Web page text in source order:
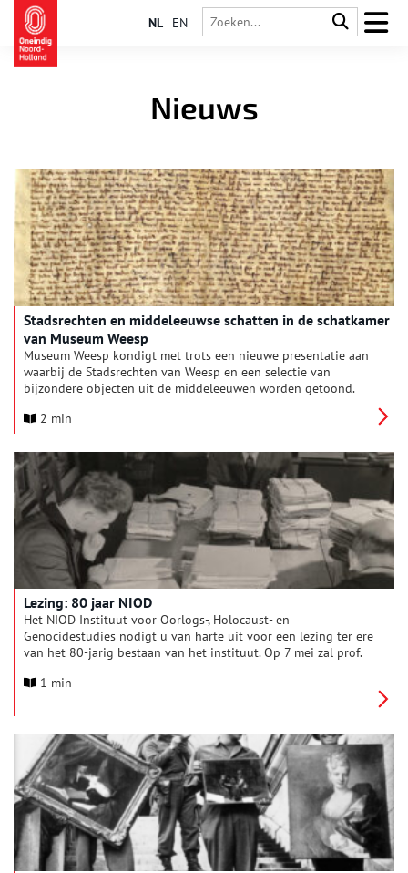
NL EN
Nieuws
Stadsrechten en middeleeuwse schatten in de schatkamer
van Museum Weesp
Museum Weesp kondigt met trots een nieuwe presentatie aan
waarbij de Stadsrechten van Weesp en een selectie van
bijzondere objecten uit de middeleeuwen worden getoond.
uitgegeven aan de stad Weesp wordt normaliter bewaard in
2 min
Lezing: 80 jaar NIOD
Het NIOD Instituut voor Oorlogs-, Holocaust- en
Genocidestudies nodigt u van harte uit voor een lezing ter ere
van het 80-jarig bestaan van het instituut. Op 7 mei zal prof.
Herinneren, geschiedschrijven en samenleven in transitie,
Universiteit) en dr. Lorena De Vita (Universiteit Utrecht). NIOD-
directeur prof. Martijn Eickhoff leidt vervolgens een Q&A met
het publiek.
1 min